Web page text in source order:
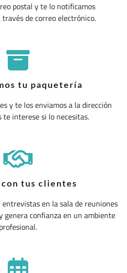
postal y te lo notificamos
de correo electrónico.
tu paquetería
y te los enviamos a la dirección
te interese si lo necesitas.
tus clientes
en la sala de reuniones
genera confianza en un ambiente
profesional.